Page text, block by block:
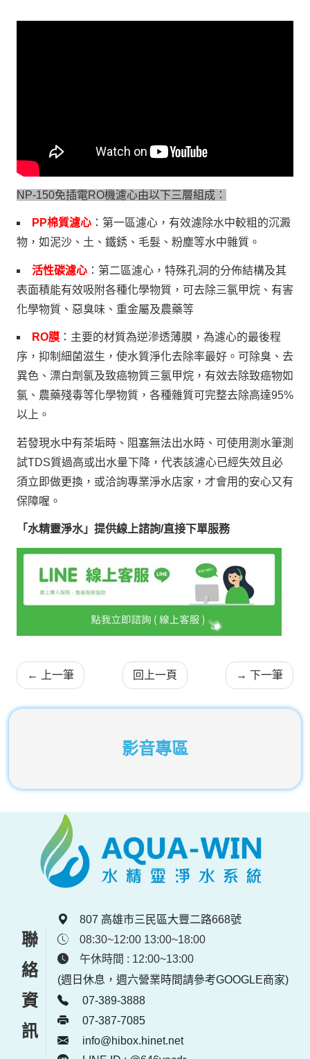
影音專區
NP-150免插電RO機濾心由以下三層組成：
PP棉質濾心：第一區濾心，有效濾除水中較粗的沉澱
物，如泥沙、土、鐵銹、毛髮、粉塵等水中雜質。
活性碳濾心：第二區濾心，特殊孔洞的分佈結構及其
表面積能有效吸附各種化學物質，可去除三氯甲烷、有害
化學物質、惡臭味、重金屬及農藥等
RO膜：主要的材質為逆滲透薄膜，為濾心的最後程
序，抑制細菌滋生，使水質淨化去除率最好。可除臭、去
異色、漂白劑氯及致癌物質三氯甲烷，有效去除致癌物如
氯、農藥殘毒等化學物質，各種雜質可完整去除高達95%
以上。
若發現水中有茶垢時、阻塞無法出水時、可使用測水筆測
試TDS質過高或出水量下降，代表該濾心已經失效且必
須立即做更換，或洽詢專業淨水店家，才會用的安心又有
保障喔。
「水精靈淨水」提供線上諮詢/直接下單服務
← 上一筆 回上一頁 → 下一筆
聯絡資訊
807 高雄市三民區大豐二路668號
08:30~12:00 13:00~18:00
午休時間 : 12:00~13:00
(週日休息，週六營業時間請參考GOOGLE商家)
07-389-3888
07-387-7085
info@hibox.hinet.net